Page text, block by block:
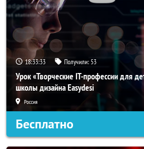
18:33:32 Получили: 53
Урок «Творческие IT-профессии для
школы дизайна Easydesi
Россия
Бесплатно